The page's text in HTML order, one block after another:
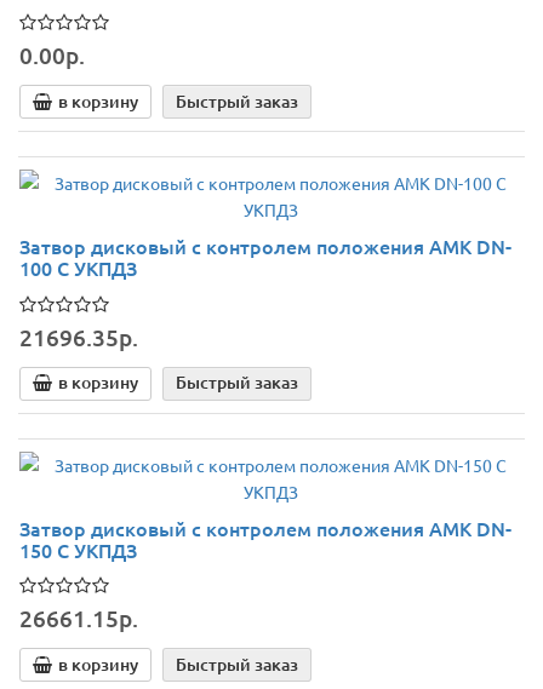
0.00р.
в корзину Быстрый заказ
Затвор дисковый c контролем положения АМК DN-
100 С УКПДЗ
21696.35р.
в корзину Быстрый заказ
Затвор дисковый c контролем положения АМК DN-
150 С УКПДЗ
26661.15р.
в корзину Быстрый заказ